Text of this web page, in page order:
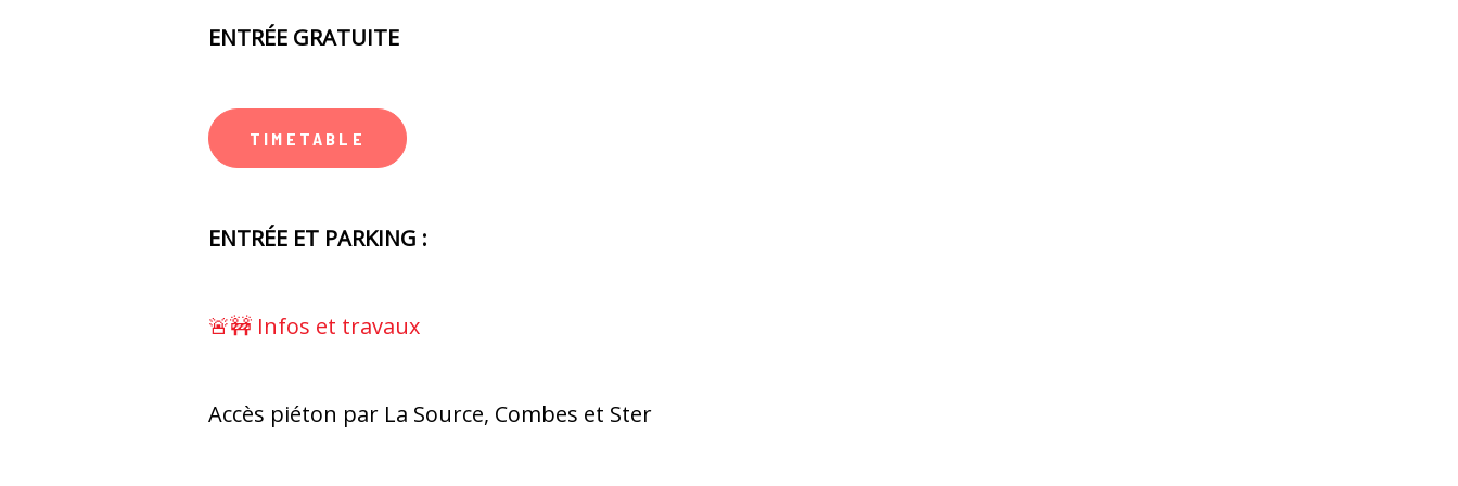
ENTRÉE GRATUITE
TIMETABLE
ENTRÉE ET PARKING :
🚨🚧 Infos et travaux
Accès piéton par La Source, Combes et Ster